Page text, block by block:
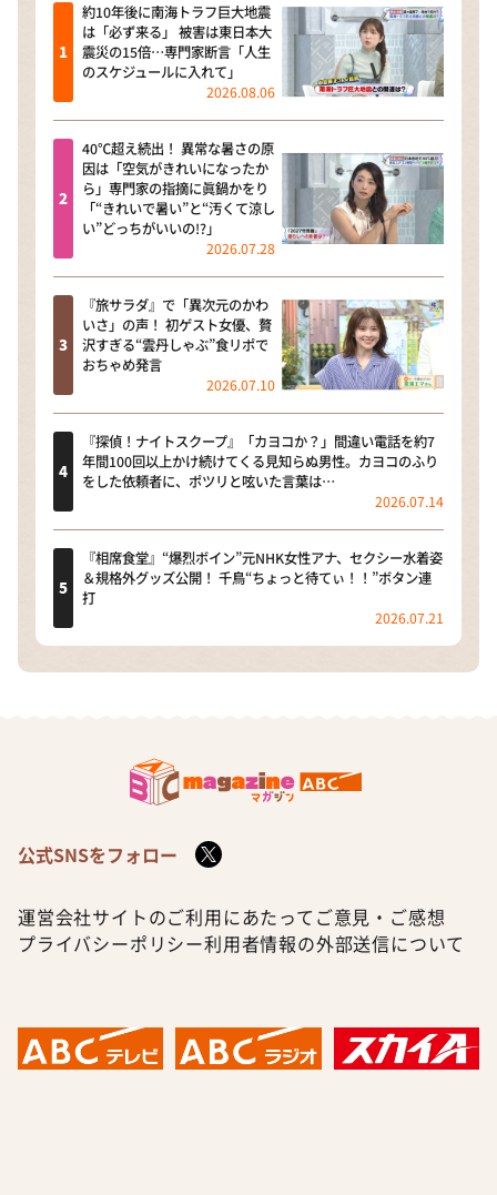
約10年後に南海トラフ巨大地震
は「必ず来る」 被害は東日本大
震災の15倍…専門家断言「人生
のスケジュールに入れて」
2026.08.06
40℃超え続出！ 異常な暑さの原
因は「空気がきれいになったか
ら」専門家の指摘に眞鍋かをり
「“きれいで暑い”と“汚くて涼し
い”どっちがいいの!?」
2026.07.28
『旅サラダ』で「異次元のかわ
いさ」の声！ 初ゲスト女優、贅
沢すぎる“雲丹しゃぶ”食リポで
おちゃめ発言
2026.07.10
『探偵！ナイトスクープ』「カヨコか？」間違い電話を約7
年間100回以上かけ続けてくる見知らぬ男性。カヨコのふり
をした依頼者に、ポツリと呟いた言葉は…
2026.07.14
『相席食堂』“爆烈ボイン”元NHK女性アナ、セクシー水着姿
＆規格外グッズ公開！ 千鳥“ちょっと待てぃ！！”ボタン連
打
2026.07.21
公式SNSをフォロー
運営会社サイトのご利用にあたって ご意見・ご感想
プライバシーポリシー利用者情報の外部送信について